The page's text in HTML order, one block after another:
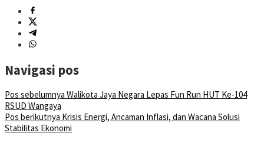
Navigasi pos
Pos sebelumnya Walikota Jaya Negara Lepas Fun Run HUT Ke-104
RSUD Wangaya
Pos berikutnya Krisis Energi, Ancaman Inflasi, dan Wacana Solusi
Stabilitas Ekonomi